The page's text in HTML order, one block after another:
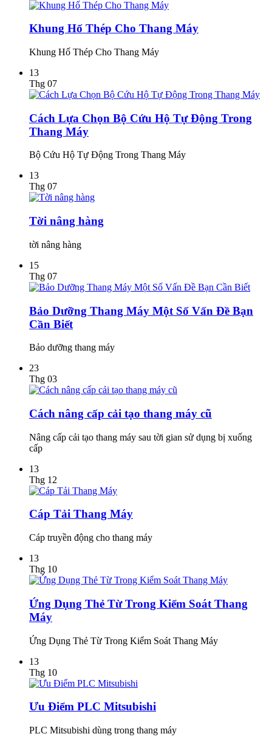
Khung Hố Thép Cho Thang Máy
Khung Hố Thép Cho Thang Máy
13
Thg 07
Cách Lựa Chọn Bộ Cứu Hộ Tự Động Trong
Thang Máy
Bộ Cứu Hộ Tự Động Trong Thang Máy
13
Thg 07
Tời nâng hàng
tời nâng hàng
15
Thg 07
Bảo Dưỡng Thang Máy Một Số Vấn Đề Bạn
Cần Biết
Bảo dưỡng thang máy
23
Thg 03
Cách nâng cấp cải tạo thang máy cũ
Nâng cấp cải tạo thang máy sau tời gian sử dụng bị xuống
cấp
13
Thg 12
Cáp Tải Thang Máy
Cáp truyền động cho thang máy
13
Thg 10
Ứng Dụng Thẻ Từ Trong Kiểm Soát Thang
Máy
Ứng Dụng Thẻ Từ Trong Kiểm Soát Thang Máy
13
Thg 10
Ưu Điểm PLC Mitsubishi
PLC Mitsubishi dùng trong thang máy